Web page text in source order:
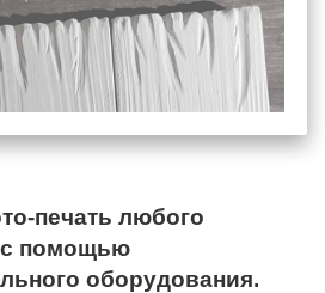
печать любого
с помощью
оборудования.